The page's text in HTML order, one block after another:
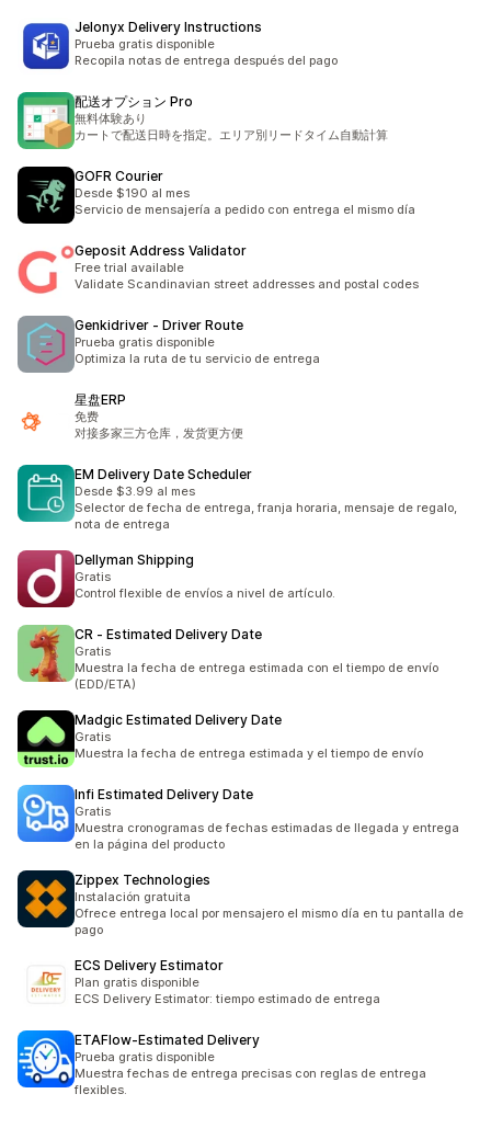
Jelonyx Delivery Instructions
Prueba gratis disponible
Recopila notas de entrega después del pago
配送オプション Pro
無料体験あり
カートで配送日時を指定。エリア別リードタイム自動計算
GOFR Courier
Desde $190 al mes
Servicio de mensajería a pedido con entrega el mismo día
Geposit Address Validator
Free trial available
Validate Scandinavian street addresses and postal codes
Genkidriver ‑ Driver Route
Prueba gratis disponible
Optimiza la ruta de tu servicio de entrega
星盘ERP
免费
对接多家三方仓库，发货更方便
EM Delivery Date Scheduler
Desde $3.99 al mes
Selector de fecha de entrega, franja horaria, mensaje de regalo,
nota de entrega
Dellyman Shipping
Gratis
Control flexible de envíos a nivel de artículo.
CR ‑ Estimated Delivery Date
Gratis
Muestra la fecha de entrega estimada con el tiempo de envío
(EDD/ETA)
Madgic Estimated Delivery Date
Gratis
Muestra la fecha de entrega estimada y el tiempo de envío
Infi Estimated Delivery Date
Gratis
Muestra cronogramas de fechas estimadas de llegada y entrega
en la página del producto
Zippex Technologies
Instalación gratuita
Ofrece entrega local por mensajero el mismo día en tu pantalla de
pago
ECS Delivery Estimator
Plan gratis disponible
ECS Delivery Estimator: tiempo estimado de entrega
ETAFlow‑Estimated Delivery
Prueba gratis disponible
Muestra fechas de entrega precisas con reglas de entrega
flexibles.